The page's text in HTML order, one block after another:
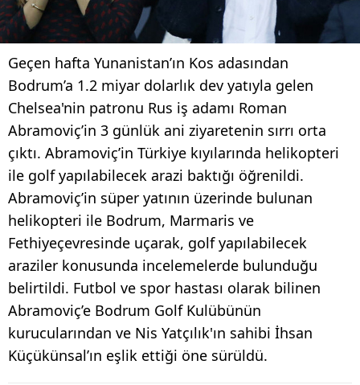
Geçen hafta Yunanistan’ın Kos adasından
Bodrum’a 1.2 miyar dolarlık dev yatıyla gelen
Chelsea'nin patronu Rus iş adamı Roman
Abramoviç’in 3 günlük ani ziyaretenin sırrı orta
çıktı. Abramoviç’in Türkiye kıyılarında helikopteri
ile golf yapılabilecek arazi baktığı öğrenildi.
Abramoviç’in süper yatının üzerinde bulunan
helikopteri ile Bodrum, Marmaris ve
Fethiyeçevresinde uçarak, golf yapılabilecek
araziler konusunda incelemelerde bulunduğu
belirtildi. Futbol ve spor hastası olarak bilinen
Abramoviç’e Bodrum Golf Kulübünün
kurucularından ve Nis Yatçılık'ın sahibi İhsan
Küçükünsal’ın eşlik ettiği öne sürüldü.